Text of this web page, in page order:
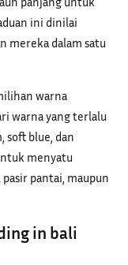
ini dinilai
mereka dalam satu
warna
warna yang terlalu
soft blue, dan
menyatu
pantai, maupun
in bali